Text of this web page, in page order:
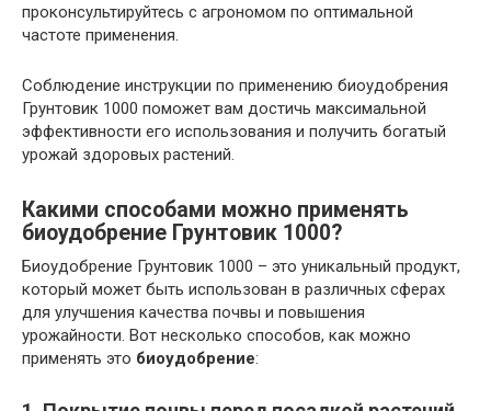
проконсультируйтесь с агрономом по оптимальной
частоте применения.
Соблюдение инструкции по применению биоудобрения
Грунтовик 1000 поможет вам достичь максимальной
эффективности его использования и получить богатый
урожай здоровых растений.
Какими способами можно применять
биоудобрение Грунтовик 1000?
Биоудобрение Грунтовик 1000 – это уникальный продукт,
который может быть использован в различных сферах
для улучшения качества почвы и повышения
урожайности. Вот несколько способов, как можно
применять это биоудобрение: